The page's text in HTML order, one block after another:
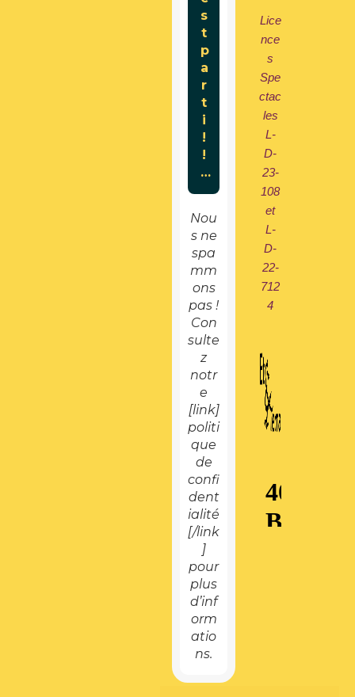
Nou
s ne
spa
mm
ons
pas !
Con
sulte
z
notr
e
[link]
politi
que
de
confi
dent
ialité
[/link
]
pour
plus
d’inf
orm
atio
ns.
Lice
nce
s
Spe
ctac
les
L-
D-
23-
108
et
L-
D-
22-
712
4